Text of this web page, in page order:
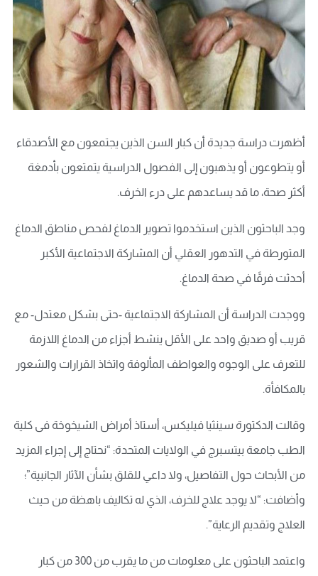
أظهرت دراسة جديدة أن كبار السن الذين يجتمعون مع الأصدقاء
أو يتطوعون أو يذهبون إلى الفصول الدراسية يتمتعون بأدمغة
أكثر صحة، ما قد يساعدهم على درء الخرف.
وجد الباحثون الذين استخدموا تصوير الدماغ لفحص مناطق الدماغ
المتورطة في التدهور العقلي أن المشاركة الاجتماعية الأكبر
أحدثت فرقًا في صحة الدماغ.
ووجدت الدراسة أن المشاركة الاجتماعية -حتى بشكل معتدل- مع
قريب أو صديق واحد على الأقل ينشط أجزاء من الدماغ اللازمة
للتعرف على الوجوه والعواطف المألوفة واتخاذ القرارات والشعور
بالمكافأة.
وقالت الدكتورة سينثيا فيليكس، أستاذ أمراض الشيخوخة فى كلية
الطب جامعة بيتسبرج في الولايات المتحدة: “نحتاج إلى إجراء المزيد
من الأبحاث حول التفاصيل، ولا داعي للقلق بشأن الآثار الجانبية”؛
وأضافت: “لا يوجد علاج للخرف، الذي له تكاليف باهظة من حيث
العلاج وتقديم الرعاية”.
واعتمد الباحثون على معلومات من ما يقرب من 300 من كبار